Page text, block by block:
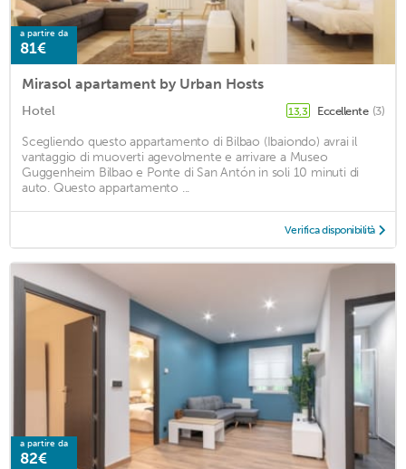
a partire da
81€
Mirasol apartament by Urban Hosts
Hotel 13,3 Eccellente (3)
Scegliendo questo appartamento di Bilbao (Ibaiondo) avrai il
vantaggio di muoverti agevolmente e arrivare a Museo
Guggenheim Bilbao e Ponte di San Antón in soli 10 minuti di
auto. Questo appartamento ...
Verifica disponibilità
a partire da
82€